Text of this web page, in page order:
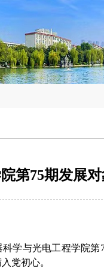
第75期发展
科学与光电工程学院
党初心。